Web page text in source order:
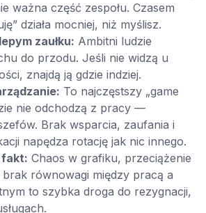
ważna część zespołu. Czasem
działa mocniej, niż myślisz.
zaułku: Ambitni ludzie
do przodu. Jeśli nie widzą u
znajdą ją gdzie indziej.
To najczęstszy „game
nie odchodzą z pracy —
Brak wsparcia, zaufania i
napędza rotację jak nic innego.
fakt: Chaos w grafiku, przeciążenie
równowagi między pracą a
to szybka droga do rezygnacji,